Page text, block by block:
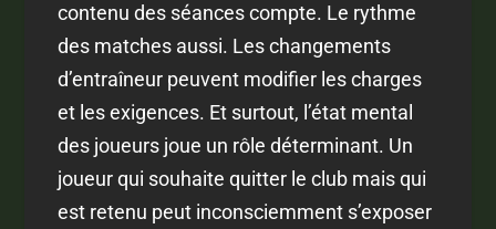
contenu des séances compte. Le rythme
des matches aussi. Les changements
d’entraîneur peuvent modifier les charges
et les exigences. Et surtout, l’état mental
des joueurs joue un rôle déterminant. Un
joueur qui souhaite quitter le club mais qui
est retenu peut inconsciemment s’exposer